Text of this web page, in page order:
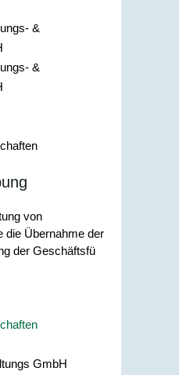
&
&
von
die Übernahme der
der Geschäftsfü
GmbH